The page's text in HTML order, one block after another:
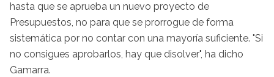
hasta que se aprueba un nuevo proyecto de
Presupuestos, no para que se prorrogue de forma
sistemática por no contar con una mayoría suficiente. "Si
no consigues aprobarlos, hay que disolver", ha dicho
Gamarra.